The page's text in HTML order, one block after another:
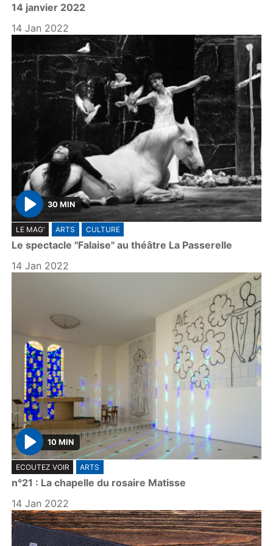
a
y
14 janvier 2022
14 Jan 2022
P
l
a
y
30 MIN
LE MAG' ARTS CULTURE
Le spectacle "Falaise" au théâtre La Passerelle
14 Jan 2022
P
l
a
y
10 MIN
ECOUTEZ VOIR ARTS
n°21 : La chapelle du rosaire Matisse
14 Jan 2022